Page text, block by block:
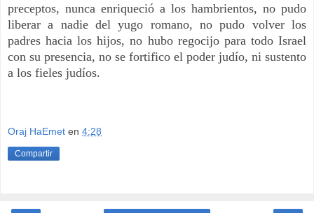
preceptos, nunca enriqueció a los hambrientos, no pudo
liberar a nadie del yugo romano, no pudo volver los
padres hacia los hijos, no hubo regocijo para todo Israel
con su presencia, no se fortifico el poder judío, ni sustento
a los fieles judíos.
Oraj HaEmet en 4:28
Compartir